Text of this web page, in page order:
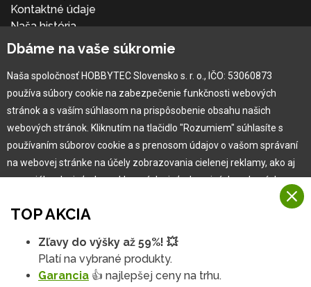
Kontaktné údaje
Naša história
Kariéra
Pre zákazníka
Garancia najlepšej ceny
Užívateľský manuál
Obchodné podmienky
Zákazník & partner
Novinky
TOP AKCIA
Zľavy do výšky až 59%! 💥
Platí na vybrané produkty.
Garancia 👍 najlepšej ceny na trhu.
Dbáme na vaše súkromie
Naša spoločnosť HOBBYTEC Slovensko s. r. o., IČO: 53060873
používa súbory cookie na zabezpečenie funkčnosti webových
stránok a s vaším súhlasom na prispôsobenie obsahu našich
webových stránok. Kliknutím na tlačidlo "Rozumiem" súhlasíte s
používaním súborov cookie a s prenosom údajov o vašom správaní
na webovej stránke na účely zobrazovania cielenej reklamy, ako aj
na sociálnych sieťach a reklamných sieťach na iných webových
Viac informácií
Na našich webových stránkach používame niekoľko kategórií
Rozumiem